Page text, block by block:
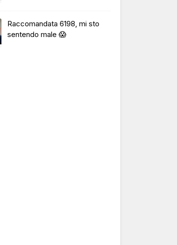
Raccomandata 6198, mi sto
sentendo male 😱